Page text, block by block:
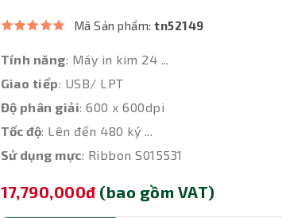
Mã Sản phẩm:tn52149
Tính năng: Máy in kim 24 ...
Giao tiếp: USB/ LPT
Độ phân giải: 600 x 600dpi
Tốc độ: Lên đến 480 ký ...
Sử dụng mực: Ribbon S015531
17,790,000đ (bao gồm VAT)